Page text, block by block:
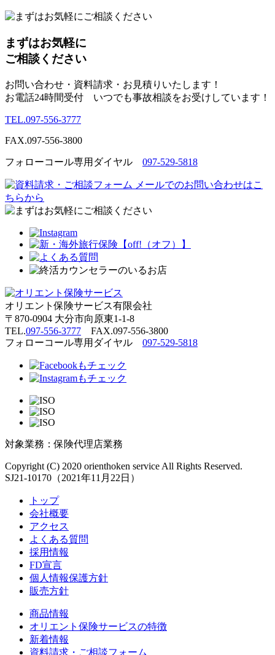
まずはお気軽に
ご相談ください
お問い合わせ・資料請求・お見積りいたします！
お電話24時間受付 いつでも事故相談をお受けしています！
TEL.097-556-3777
FAX.097-556-3800
フォローコール専用ダイヤル 097-529-5818
メールでのお問い合わせはこ
ちらから
オリエント保険サービス有限会社
〒 870-0904 大分市向原東1-1-8
TEL.097-556-3777 FAX.097-556-3800
フォローコール専用ダイヤル 097-529-5818
対象業務：保険代理店業務
Copyright (C) 2020 orienthoken service All Rights Reserved.
SJ21-10170（2021年11月22日）
トップ
会社概要
アクセス
よくある質問
採用情報
FD宣言
個人情報保護方針
販売方針
商品情報
オリエント保険サービスの特徴
新着情報
資料請求・ご相談フォーム